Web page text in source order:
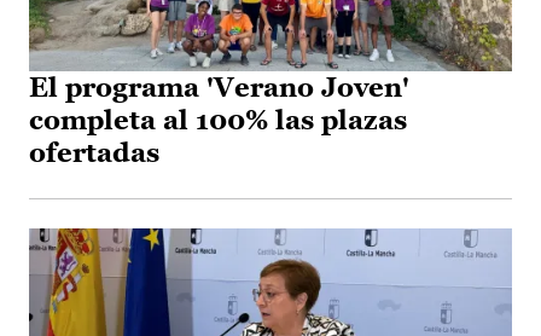
El programa 'Verano Joven'
completa al 100% las plazas
ofertadas